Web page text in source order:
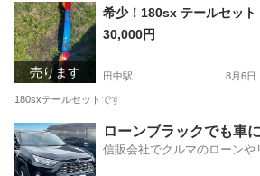
長野 東御市 田中駅
売ります
希少！180sx テールセット
30,000円
田中駅 8月6日
180sxテールセットです
長野 東御市 田中駅 パーツ テール
ローンブラックでも車
信販会社でクルマのローン